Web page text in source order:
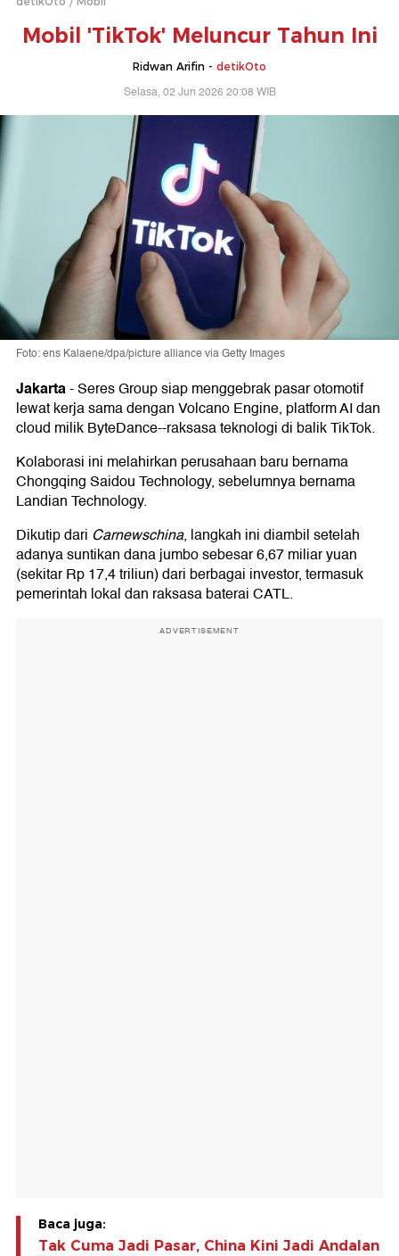
Mobil 'TikTok' Meluncur Tahun Ini
Ridwan Arifin - detikOto
Selasa, 02 Jun 2026 20:08 WIB
Foto: ens Kalaene/dpa/picture alliance via Getty Images
Jakarta-Seres Group siap menggebrak pasar otomotif
lewat kerja sama dengan Volcano Engine, platform AI dan
cloud milik ByteDance--raksasa teknologi di balik TikTok.
Kolaborasi ini melahirkan perusahaan baru bernama
Chongqing Saidou Technology, sebelumnya bernama
Landian Technology.
Dikutip dari Carnewschina, langkah ini diambil setelah
adanya suntikan dana jumbo sebesar 6,67 miliar yuan
(sekitar Rp 17,4 triliun) dari berbagai investor, termasuk
pemerintah lokal dan raksasa baterai CATL.
ADVERTISEMENT
Baca juga:
Tak Cuma Jadi Pasar, China Kini Jadi Andalan